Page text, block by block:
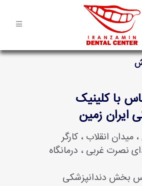
با کلینیک
ایران‌ زمین
میدان انقلاب ، کارگر
نصرت غربی ، درمانگاه
بخش دندانپزشکی